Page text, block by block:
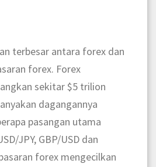
terbesar antara forex dan
forex. Forex
sekitar $5 trilion
dagangannya
pasangan utama
JPY, GBP/USD dan
forex mengecilkan